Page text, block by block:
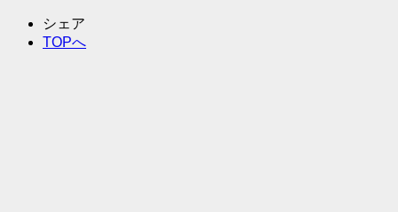
シェア
TOPへ